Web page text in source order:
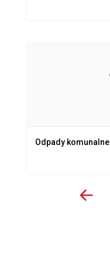
Odpady komunalne